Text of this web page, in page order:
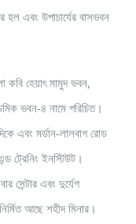
হল এবং উপাচার্যের বাসভবন
কবি হেয়াৎ মামুদ ভবন,
ভবন-৪ নামে পরিচিত।
এবং মর্ডান-লালবাগ রোড
ট্রেনিং ইনস্টিউট।
সেন্টার এবং দুর্যেগ
আছে শহীদ মিনার।